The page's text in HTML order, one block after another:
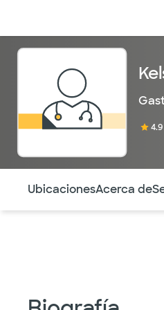
UbicacionesAcerca de